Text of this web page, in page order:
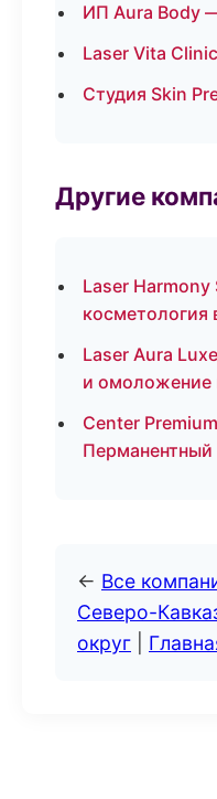
ИП Aura Body
Laser Vita
Студия Skin
Другие
Laser
косметология
Laser Aura
и омоложение
Center
← Все
Северо-
округ